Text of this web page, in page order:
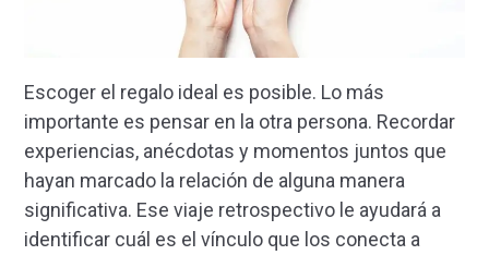
Escoger el regalo ideal es posible. Lo más
importante es pensar en la otra persona. Recordar
experiencias, anécdotas y momentos juntos que
hayan marcado la relación de alguna manera
significativa. Ese viaje retrospectivo le ayudará a
identificar cuál es el vínculo que los conecta a